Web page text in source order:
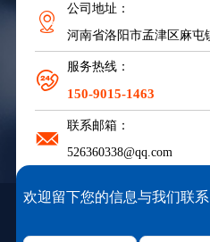
公司地址：
河南省洛阳市孟津区麻屯
服务热线：
150-9015-1463
联系邮箱：
526360338@qq.com
欢迎留下您的信息与我们联系